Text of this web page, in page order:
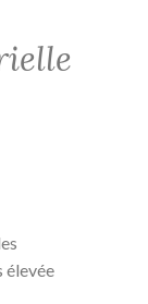
élevée